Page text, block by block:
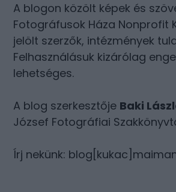
A blogon közölt képek és
Fotográfusok Háza Nonprofit
jelölt szerzők, intézmények
Felhasználásuk kizárólag
lehetséges.
A blog szerkesztője Baki
József Fotográfiai
Írj nekünk: